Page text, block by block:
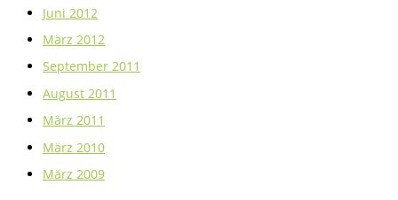
Juni 2012
März 2012
September 2011
August 2011
März 2011
März 2010
März 2009